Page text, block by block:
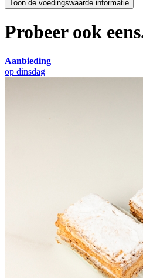
Probeer ook
Aanbieding
op dinsdag